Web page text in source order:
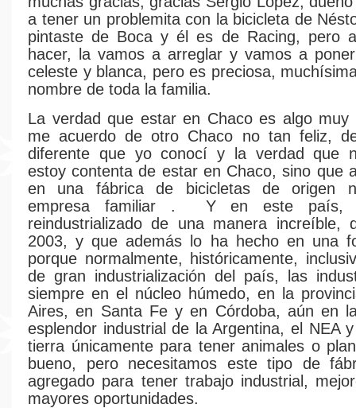
a tener un problemita con la bicicleta de
pintaste de Boca y él es de Racing, pero
hacer, la vamos a arreglar y vamos a
celeste y blanca, pero es preciosa,
nombre de toda la familia.
La verdad que estar en Chaco es algo muy
me acuerdo de otro Chaco no tan feliz,
diferente que yo conocí y la verdad que
estoy contenta de estar en Chaco, sino que
en una fábrica de bicicletas de origen
empresa familiar . Y en este país,
reindustrializado de una manera increíble,
2003, y que además lo ha hecho en una
porque normalmente, históricamente,
de gran industrialización del país, las
siempre en el núcleo húmedo, en la
Aires, en Santa Fe y en Córdoba, aún en
esplendor industrial de la Argentina, el NEA
tierra únicamente para tener animales o
bueno, pero necesitamos este tipo de
agregado para tener trabajo industrial,
mayores oportunidades.